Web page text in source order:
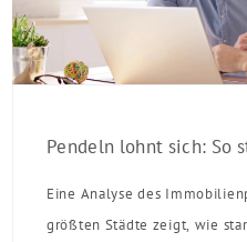
Eine Analyse des
größten Städte zeigt, wie